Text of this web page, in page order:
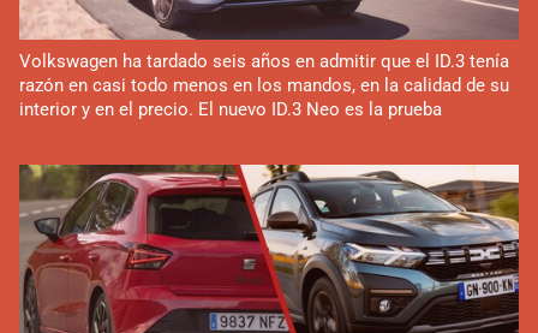
Volkswagen ha tardado seis años en admitir que el ID.3 tenía
razón en casi todo menos en los mandos, en la calidad de su
interior y en el precio. El nuevo ID.3 Neo es la prueba